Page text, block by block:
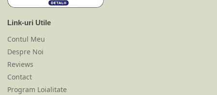
Link-uri Utile
Contul Meu
Despre Noi
Reviews
Contact
Program Loialitate